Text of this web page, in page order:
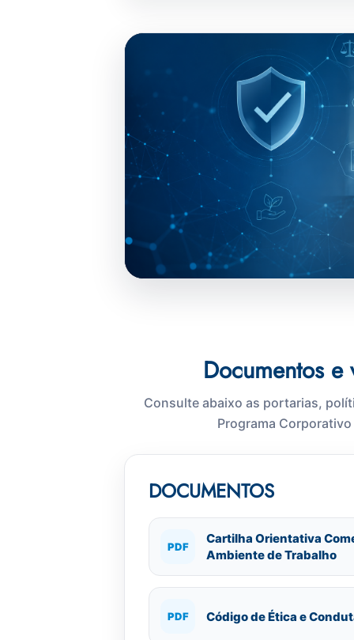
Documentos
Consulte abaixo as portarias,
Programa
DOCUMENTOS
PDF
Cartilha Orientativa
Ambiente de Trabalho
PDF Código de Ética e